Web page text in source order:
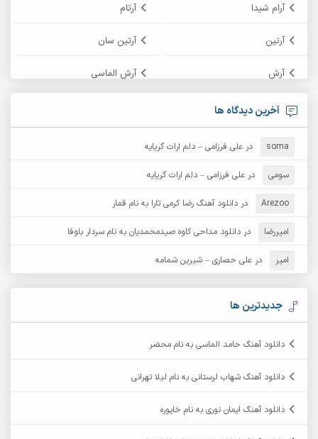
آرام شیدا آرتام
آرتین آرتین سان
آرش آرش الماسی
آرش امامی
آرش دی جی 2
آرش عثمان
آرش مبهم آرش مستشیری
آرش مهرابی آرش نظری
آرشام
آرکاداش
آخرین دیدگاه ها
soma در علی فرزامی – دلم ارات گریایه
سومی در علی فرزامی – دلم ارات گریایه
Arezoo در دانلود آهنگ رضا کرمی تارا به نام قمار
امیررضا در دانلود مداحی کاوه صیدمحمدیان به نام سردار باوفا
امیر در علی حصاری – شیرین شمامه
جدیدترین ها
دانلود آهنگ حامد الماسی به نام محضر
دانلود آهنگ شهاب لرستانی به نام لیلا تهرانی
دانلود آهنگ ایمان نوری به نام خاپوره